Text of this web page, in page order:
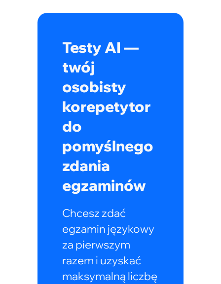
Testy AI —
twój
osobisty
korepetytor
do
pomyślnego
zdania
egzaminów
Chcesz zdać
egzamin językowy
za pierwszym
razem i uzyskać
maksymalną liczbę